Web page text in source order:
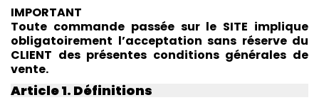
IMPORTANT
Toute commande passée sur le SITE implique
obligatoirement l’acceptation sans réserve du
CLIENT des présentes conditions générales de
vente.
Article 1. Définitions